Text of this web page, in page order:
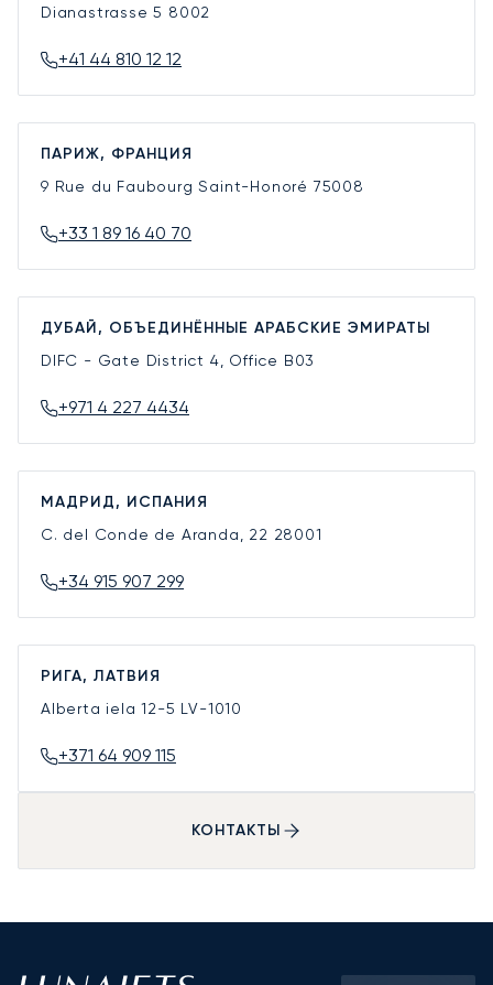
Dianastrasse 5 8002
+41 44 810 12 12
ПАРИЖ, ФРАНЦИЯ
9 Rue du Faubourg Saint-Honoré 75008
+33 1 89 16 40 70
ДУБАЙ, ОБЪЕДИНЁННЫЕ АРАБСКИЕ ЭМИРАТЫ
DIFC - Gate District 4, Office B03
+971 4 227 4434
МАДРИД, ИСПАНИЯ
C. del Conde de Aranda, 22 28001
+34 915 907 299
РИГА, ЛАТВИЯ
Alberta iela 12-5 LV-1010
+371 64 909 115
КОНТАКТЫ